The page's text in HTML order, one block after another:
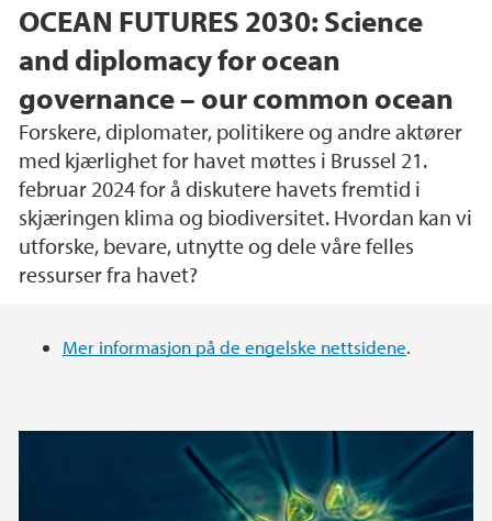
OCEAN FUTURES 2030: Science
and diplomacy for ocean
governance – our common ocean
Forskere, diplomater, politikere og andre aktører
med kjærlighet for havet møttes i Brussel 21.
februar 2024 for å diskutere havets fremtid i
skjæringen klima og biodiversitet. Hvordan kan vi
utforske, bevare, utnytte og dele våre felles
ressurser fra havet?
Hovedinnhold
Mer informasjon på de engelske nettsidene.